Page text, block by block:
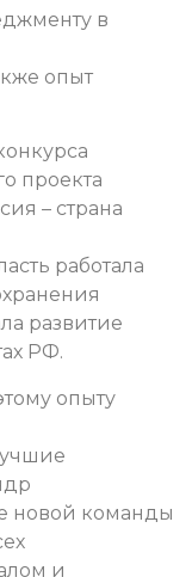
в
опыт
проекта
– страна
работала
развитие
РФ.
опыту
новой команды
и